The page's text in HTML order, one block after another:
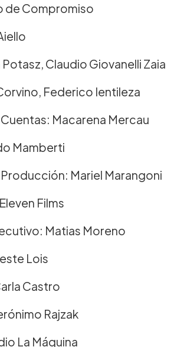
de Compromiso
Claudio Giovanelli Zaia
Federico Ientileza
Macarena Mercau
Mamberti
Mariel Marangoni
Films
Matias Moreno
Lois
Castro
Rajzak
La Máquina